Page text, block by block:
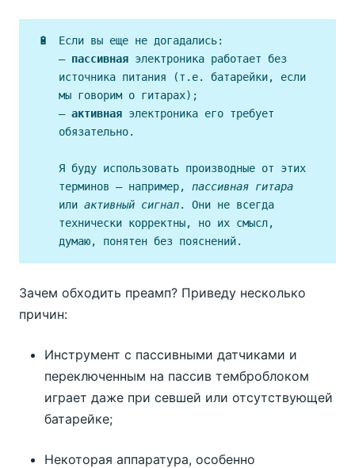
🔋
Если вы еще не догадались:
— пассивная электроника работает без
источника питания (т.е. батарейки, если
мы говорим о гитарах);
— активная электроника его требует
обязательно.
Я буду использовать производные от этих
терминов — например, пассивная гитара
или активный сигнал. Они не всегда
технически корректны, но их смысл,
думаю, понятен без пояснений.
Зачем обходить преамп? Приведу несколько
причин:
Инструмент с пассивными датчиками и
переключенным на пассив темброблоком
играет даже при севшей или отсутствующей
батарейке;
Некоторая аппаратура, особенно